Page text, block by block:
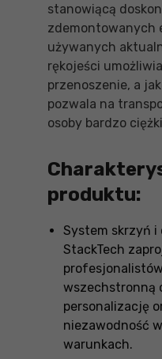
stanowiącą
zdemontowanych
używanych
rękojeści
przenoszenie, a
pozwala na
osoby bardzo
produktu:
System skrzyń i
StackTech
wszechstronną
personalizację
niezawodność
warunkach.